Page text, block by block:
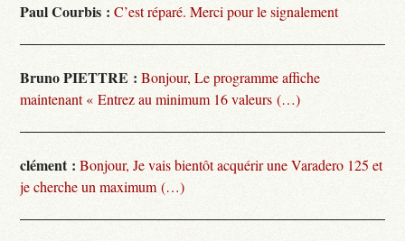
Paul Courbis : C’est réparé. Merci pour le signalement
Bruno PIETTRE : Bonjour, Le programme affiche
maintenant « Entrez au minimum 16 valeurs (…)
clément : Bonjour, Je vais bientôt acquérir une Varadero 125 et
je cherche un maximum (…)